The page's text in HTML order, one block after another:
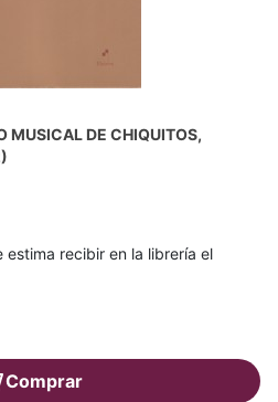
MUSICAL DE CHIQUITOS,
estima recibir en la librería el
Comprar